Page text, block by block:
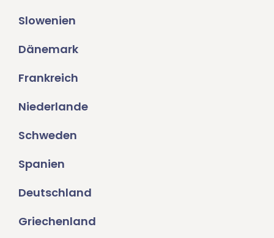
Slowenien
Dänemark
Frankreich
Niederlande
Schweden
Spanien
Deutschland
Griechenland